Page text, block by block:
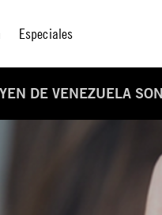
Especiales
DE VENEZUELA